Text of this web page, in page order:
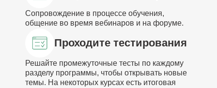
Сопровождение в процессе обучения,
общение во время вебинаров и на форуме.
Проходите тестирования
Решайте промежуточные тесты по каждому
разделу программы, чтобы открывать новые
темы. На некоторых курсах есть итоговая